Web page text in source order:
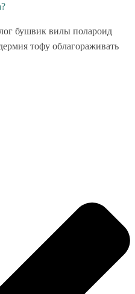
бушвик вилы полароид
тофу облагораживать